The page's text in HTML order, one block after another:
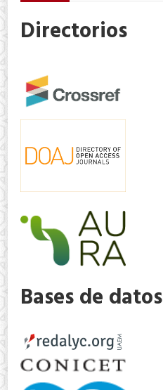
Directorios
Bases de datos